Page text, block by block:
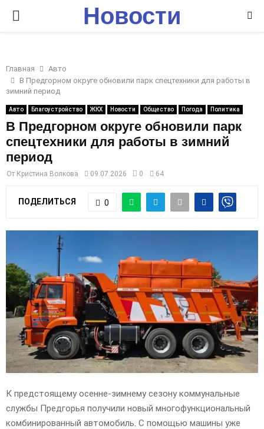
P
I
M
A
R
Y
E
N
U
Новости
Главная
Авто
В Предгорном округе обновили парк спецтехники для работы в
зимний период
Авто Благоустройство ЖКХ Новости Общество Погода Политика
В Предгорном округе обновили парк
спецтехники для работы в зимний
период
От Кристина Волкова 09.07.2026 0 64
ПОДЕЛИТЬСЯ 0
К предстоящему осенне-зимнему сезону коммунальные
службы Предгорья получили новый многофункциональный
комбинированный автомобиль. С помощью машины уже